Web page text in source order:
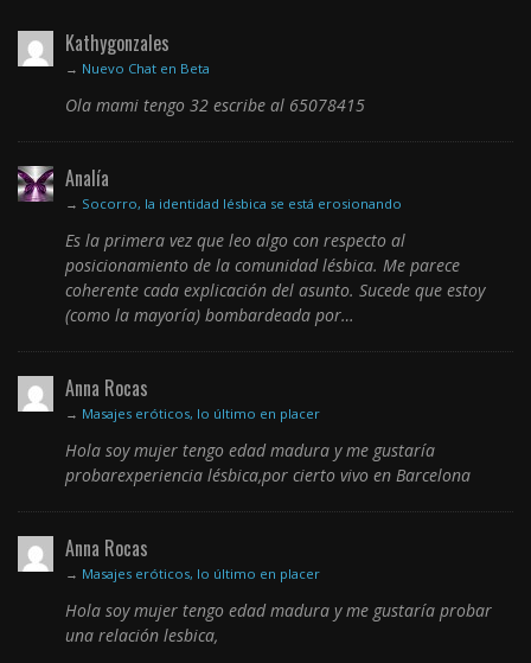
Kathygonzales
→ Nuevo Chat en Beta
Ola mami tengo 32 escribe al 65078415
Analía
→ Socorro, la identidad lésbica se está erosionando
Es la primera vez que leo algo con respecto al
posicionamiento de la comunidad lésbica. Me parece
coherente cada explicación del asunto. Sucede que estoy
(como la mayoría) bombardeada por…
Anna Rocas
→ Masajes eróticos, lo último en placer
Hola soy mujer tengo edad madura y me gustaría
probarexperiencia lésbica,por cierto vivo en Barcelona
Anna Rocas
→ Masajes eróticos, lo último en placer
Hola soy mujer tengo edad madura y me gustaría probar
una relación lesbica,